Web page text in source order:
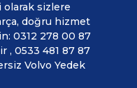
olarak sizlere
doğru hizmet
0312 278 00 87
, 0533 481 87 87
Volvo Yedek